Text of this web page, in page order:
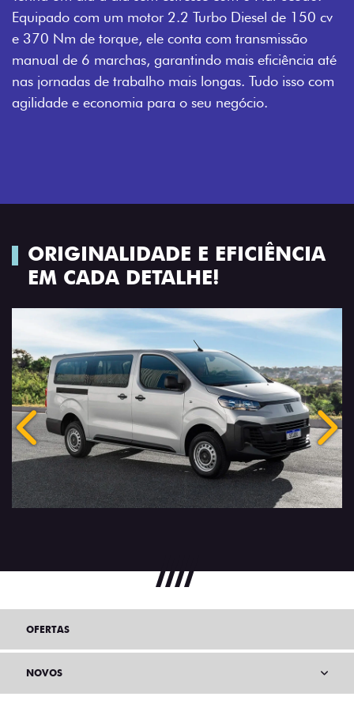
Equipado com um motor 2.2 Turbo Diesel de 150 cv
e 370 Nm de torque, ele conta com transmissão
manual de 6 marchas, garantindo mais eficiência até
nas jornadas de trabalho mais longas. Tudo isso com
agilidade e economia para o seu negócio.
ORIGINALIDADE E EFICIÊNCIA
EM CADA DETALHE!
Anterior
OFERTAS
NOVOS